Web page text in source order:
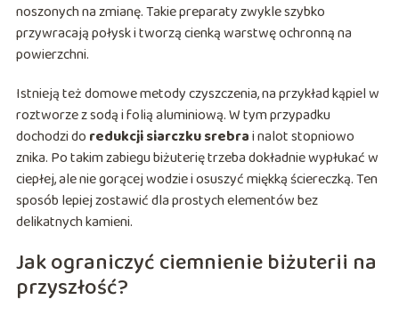
noszonych na zmianę. Takie preparaty zwykle szybko
przywracają połysk i tworzą cienką warstwę ochronną na
powierzchni.
Istnieją też domowe metody czyszczenia, na przykład kąpiel w
roztworze z sodą i folią aluminiową. W tym przypadku
dochodzi do redukcji siarczku srebrai nalot stopniowo
znika. Po takim zabiegu biżuterię trzeba dokładnie wypłukać w
ciepłej, ale nie gorącej wodzie i osuszyć miękką ściereczką. Ten
sposób lepiej zostawić dla prostych elementów bez
delikatnych kamieni.
Jak ograniczyć ciemnienie biżuterii na
przyszłość?